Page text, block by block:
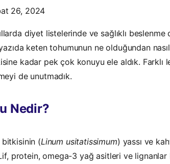
26, 2024
diyet listelerinde ve sağlıklı
keten tohumunun ne olduğundan
kadar pek çok konuyu ele aldık. Farklı
de unutmadık.
Nedir?
bitkisinin (Linum usitatissimum) yassı ve
protein, omega-3 yağ asitleri ve lignanlar